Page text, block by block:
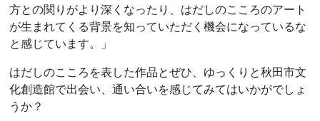
方との関りがより深くなったり、はだしのこころのアート
が生まれてくる背景を知っていただく機会になっているな
と感じています。」
はだしのこころを表した作品とぜひ、ゆっくりと秋田市文
化創造館で出会い、通い合いを感じてみてはいかがでしょ
うか？